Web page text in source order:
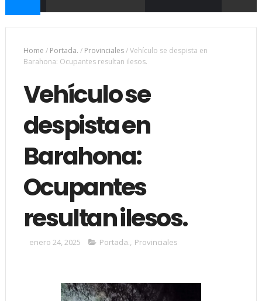
Home / Portada. / Provinciales/Vehículo se despista en
Barahona: Ocupantes resultan ilesos.
Vehículo se
despista en
Barahona:
Ocupantes
resultan ilesos.
enero 24, 2025 Portada., Provinciales